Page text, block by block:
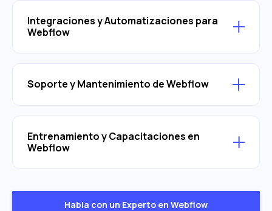
Integraciones y Automatizaciones para
Webflow
Soporte y Mantenimiento de Webflow
Entrenamiento y Capacitaciones en
Webflow
Habla con un Experto en Webflow